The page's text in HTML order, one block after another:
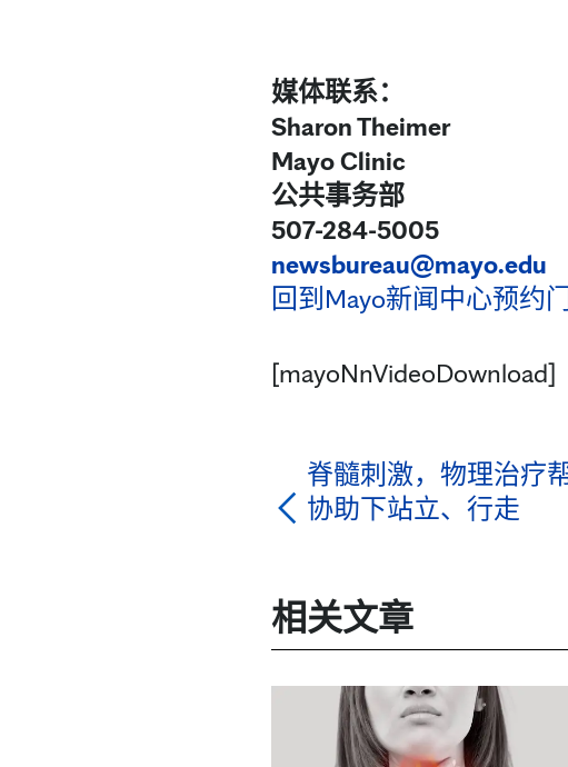
媒体联系：
Sharon Theimer
Mayo Clinic
公共事务部
507-284-5005
newsbureau@mayo.edu
回到Mayo新闻中心预约
[mayoNnVideoDownload]
脊髓刺激，物理治疗
协助下站立、行走
相关文章